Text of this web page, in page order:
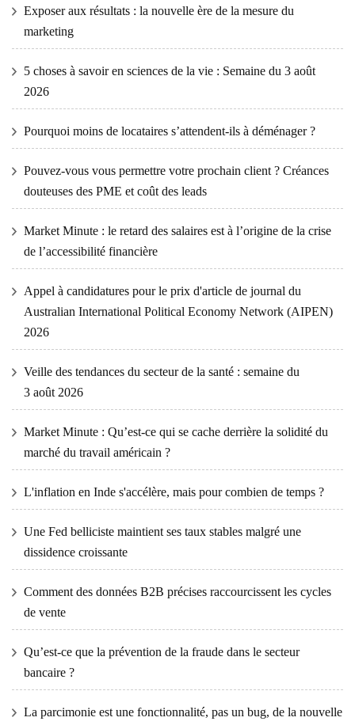
Exposer aux résultats : la nouvelle ère de la mesure du
marketing
5 choses à savoir en sciences de la vie : Semaine du 3 août
2026
Pourquoi moins de locataires s’attendent-ils à déménager ?
Pouvez-vous vous permettre votre prochain client ? Créances
douteuses des PME et coût des leads
Market Minute : le retard des salaires est à l’origine de la crise
de l’accessibilité financière
Appel à candidatures pour le prix d'article de journal du
Australian International Political Economy Network (AIPEN)
2026
Veille des tendances du secteur de la santé : semaine du
3 août 2026
Market Minute : Qu’est-ce qui se cache derrière la solidité du
marché du travail américain ?
L'inflation en Inde s'accélère, mais pour combien de temps ?
Une Fed belliciste maintient ses taux stables malgré une
dissidence croissante
Comment des données B2B précises raccourcissent les cycles
de vente
Qu’est-ce que la prévention de la fraude dans le secteur
bancaire ?
La parcimonie est une fonctionnalité, pas un bug, de la nouvelle